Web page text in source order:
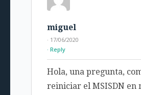
miguel
· 17/06/2020
Reply
Hola, una pregunta,
reiniciar el MSISDN en